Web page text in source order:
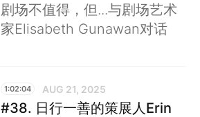
剧场不值得，但...与剧场艺术
家Elisabeth Gunawan对话
1:02:04 AUG 21, 2025
#38. 日行一善的策展人Erin